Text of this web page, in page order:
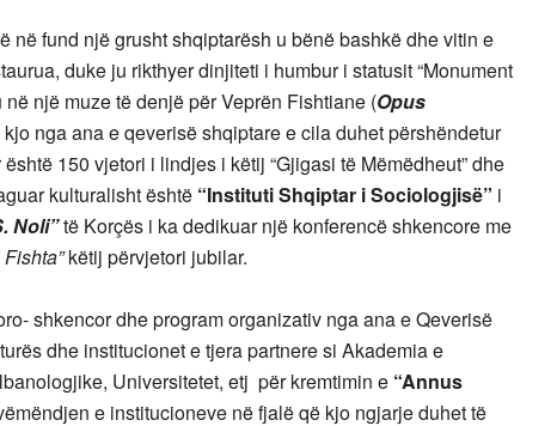
në fund një grusht shqiptarësh u bënë bashkë dhe vitin e
duke ju rikthyer dinjiteti i humbur i statusit “Monument
një muze të denjë për Veprën Fishtiane (Opus
nga ana e qeverisë shqiptare e cila duhet përshëndetur
150 vjetori i lindjes i këtij “Gjigasi të Mëmëdheut” dhe
kulturalisht është “Instituti Shqiptar i Sociologjisë” i
Noli”të Korçës i ka dedikuar një konferencë shkencore me
këtij përvjetori jubilar.
shkencor dhe program organizativ nga ana e Qeverisë
dhe institucionet e tjera partnere si Akademia e
Universitetet, etj për kremtimin e “Annus
e institucioneve në fjalë që kjo ngjarje duhet të